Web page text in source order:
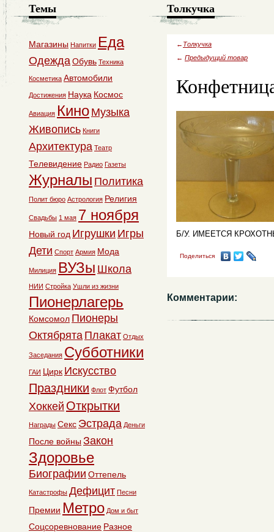
Толкучка
← Толкучка
← Предыдущий товар
Б/У. ИМЕЕТСЯ
Поделиться
Комментарии:
Темы
Магазины Напитки Еда
ОдеждаОбувь Техника
Косметика Автомобили
Достижения Наука Космос
Авиация Кино Музыка
Живопись Книги
Архитектура Театр
Телевидение Радио Газеты
Журналы Политика
Полит бюро Астрология Религия
Свадьбы 1 мая 7 ноября
Новый год Игрушки Игры
Дети Спорт Армия Мода
Милиция ВУЗы Школа
НИИ Стройка Ушли из жизни
Пионерлагерь
Комсомол Пионеры
Октябрята Плакат Отдых
Заседания Субботники
ГАИ Цирк Искусство
Праздники Флот Футбол
Хоккей Открытки
Награды Секс Эстрада Деньги
После войны Закон
Здоровье
Биографии Оттепель
Катастрофы Дефицит Песни
Премии Метро Дом и быт
Соцсоревнование Разное